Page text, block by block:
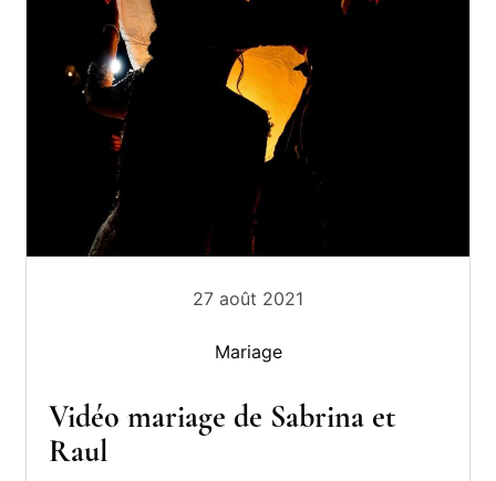
27 août 2021
Mariage
Vidéo mariage de Sabrina et
Raul